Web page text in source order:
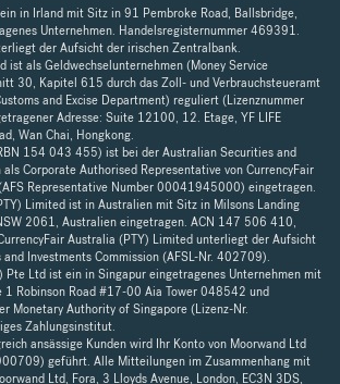
in Irland mit Sitz in 91 Pembroke Road, Ballsbridge,
Unternehmen. Handelsregisternummer 469391.
der Aufsicht der irischen Zentralbank.
ist als Geldwechselunternehmen (Money Service
30, Kapitel 615 durch das Zoll- und Verbrauchsteueramt
and Excise Department) reguliert (Lizenznummer
Adresse: Suite 12100, 12. Etage, YF LIFE
Wan Chai, Hongkong.
154 043 455) ist bei der Australian Securities and
als Corporate Authorised Representative von CurrencyFair
Representative Number 00041945000) eingetragen.
Limited ist in Australien mit Sitz in Milsons Landing
2061, Australien eingetragen. ACN 147 506 410,
Australia (PTY) Limited unterliegt der Aufsicht
Investments Commission (AFSL-Nr. 402709).
Pte Ltd ist ein in Singapur eingetragenes Unternehmen mit
1 Robinson Road #17-00 Aia Tower 048542 und
Monetary Authority of Singapore (Lizenz-Nr.
Zahlungsinstitut.
ansässige Kunden wird Ihr Konto von Moorwand Ltd
geführt. Alle Mitteilungen im Zusammenhang mit
Ltd, Fora, 3 Lloyds Avenue, London, EC3N 3DS,